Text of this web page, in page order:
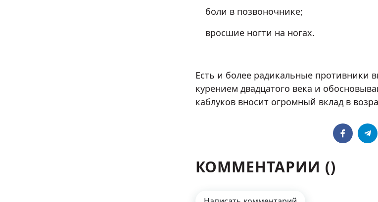
боли в позвоночнике;
вросшие ногти на ногах.
Есть и более радикальные противники
курением двадцатого века и
каблуков вносит огромный вклад в
КОММЕНТАРИИ ()